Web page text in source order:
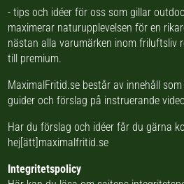
- tips och idéer för oss som gillar
maximerar naturupplevelsen för en
nästanalla varumärken inom friluftsliv
till premium.
MaximalFritid.se består av innehåll
guider och förslag på instruerande
Har du förslag och idéer får du gärna
hej[ätt]maximalfritid.se
Integritetspolicy